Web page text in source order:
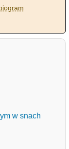
w snach